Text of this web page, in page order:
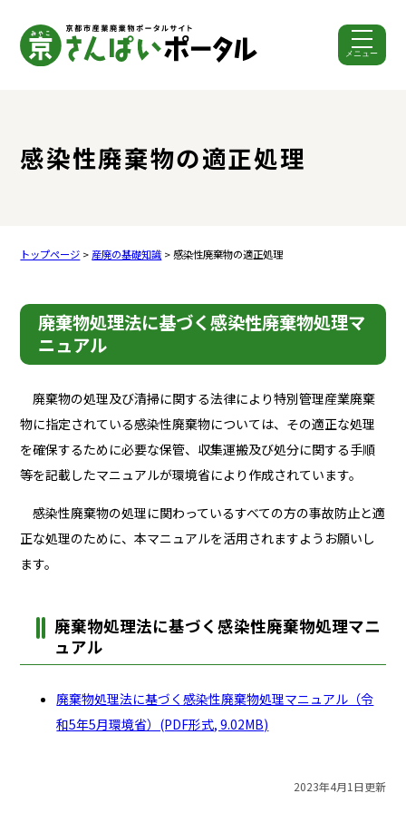
メニュー
感染性廃棄物の適正処理
トップページ > 産廃の基礎知識 > 感染性廃棄物の適正処理
廃棄物処理法に基づく感染性廃棄物処理マ
ニュアル
廃棄物の処理及び清掃に関する法律により特別管理産業廃棄
物に指定されている感染性廃棄物については、その適正な処理
を確保するために必要な保管、収集運搬及び処分に関する手順
等を記載したマニュアルが環境省により作成されています。
感染性廃棄物の処理に関わっているすべての方の事故防止と適
正な処理のために、本マニュアルを活用されますようお願いし
ます。
廃棄物処理法に基づく感染性廃棄物処理マニ
ュアル
廃棄物処理法に基づく感染性廃棄物処理マニュアル（令
和5年5月環境省）(PDF形式, 9.02MB)
2023年4月1日更新